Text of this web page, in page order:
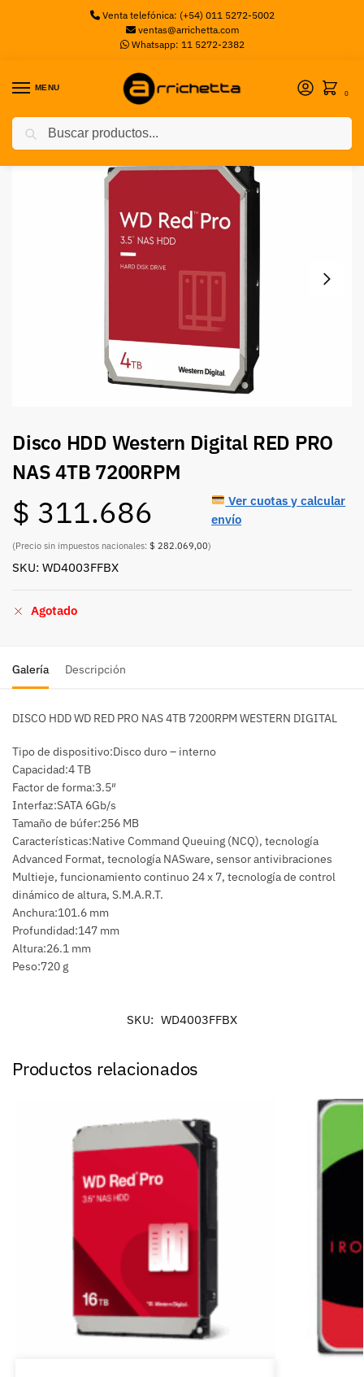
Venta telefónica: (+54) 011 5272-5002
ventas@arrichetta.com
Whatsapp: 11 5272-2382
MENU
0
Inicio Discos Mecanicos / Disco HDD Western Digital RED PRO NAS 4TB 7200RPM
Disco HDD Western Digital RED PRO
NAS 4TB 7200RPM
$ 311.686
(Precio sin impuestos nacionales: $ 282.069,00)
Ver cuotas y calcular
envío
SKU: WD4003FFBX
Agotado
Galería Descripción
DISCO HDD WD RED PRO NAS 4TB 7200RPM WESTERN DIGITAL
Tipo de dispositivo:Disco duro – interno
Capacidad:4 TB
Factor de forma:3.5″
Interfaz:SATA 6Gb/s
Tamaño de búfer:256 MB
Características:Native Command Queuing (NCQ), tecnología
Advanced Format, tecnología NASware, sensor antivibraciones
Multieje, funcionamiento continuo 24 x 7, tecnología de control
dinámico de altura, S.M.A.R.T.
Anchura:101.6 mm
Profundidad:147 mm
Altura:26.1 mm
Peso:720 g
SKU: WD4003FFBX
Productos relacionados